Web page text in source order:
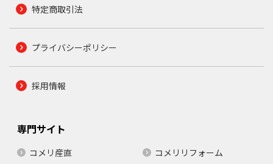
特定商取引法
プライバシーポリシー
採用情報
専門サイト
コメリ産直 コメリリフォーム